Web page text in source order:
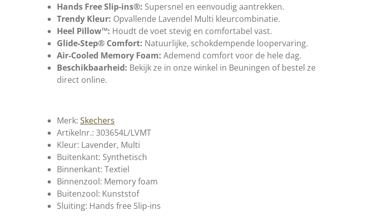
Hands Free Slip-ins®: Supersnel en eenvoudig aantrekken.
Trendy Kleur: Opvallende Lavendel Multi kleurcombinatie.
Heel Pillow™: Houdt de voet stevig en comfortabel vast.
Glide-Step® Comfort: Natuurlijke, schokdempende loopervaring.
Air-Cooled Memory Foam: Ademend comfort voor de hele dag.
Beschikbaarheid: Bekijk ze in onze winkel in Beuningen of bestel ze
direct online.
Merk: Skechers
Artikelnr.: 303654L/LVMT
Kleur: Lavender, Multi
Buitenkant: Synthetisch
Binnenkant: Textiel
Binnenzool: Memory foam
Buitenzool: Kunststof
Sluiting: Hands free Slip-ins